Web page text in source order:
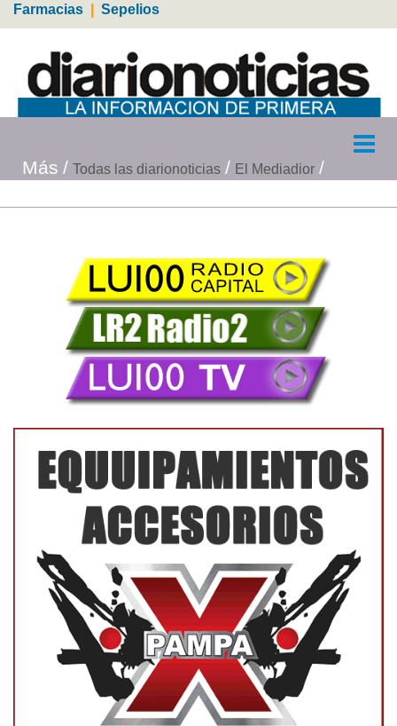
Farmacias Sepelios
Más Todas las diarionoticias El Mediadior